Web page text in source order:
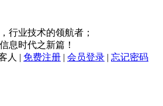
行业技术的领航者；
息时代之新篇！
人 | 免费注册 | 会员登录 | 忘记密码